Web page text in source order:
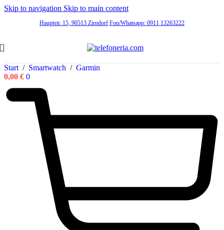
Skip to navigation Skip to main content
Hauptstr. 15, 90513 Zirndorf Fon/Whatsapp: 0911 13263222
Start / Smartwatch / Garmin
0,00 € 0